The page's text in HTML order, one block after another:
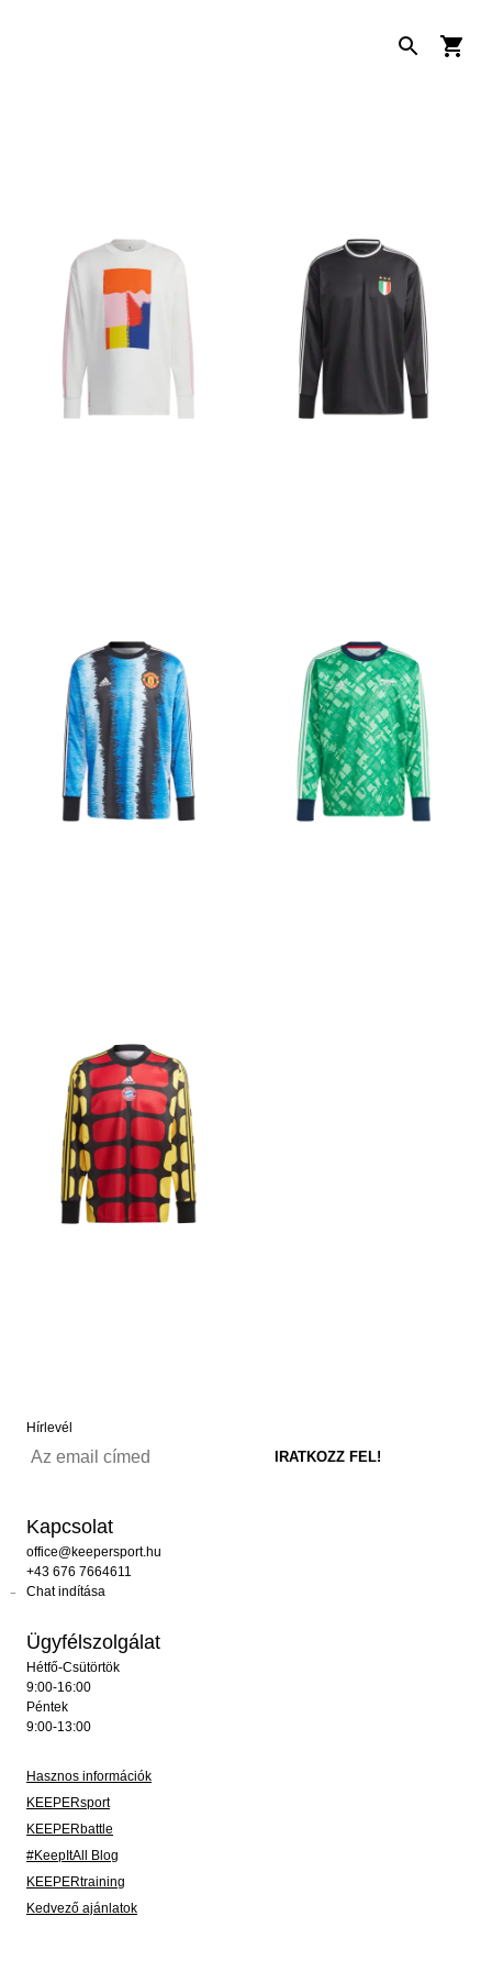
Hírlevél
Kapcsolat
office@keepersport.hu
+43 676 7664611
Chat indítása
Ügyfélszolgálat
Hétfő-Csütörtök
9:00-16:00
Péntek
9:00-13:00
Hasznos információk
KEEPERsport
KEEPERbattle
#KeepItAll Blog
KEEPERtraining
Kedvező ajánlatok